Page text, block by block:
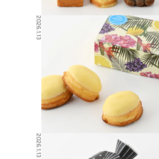
2026.1.13
2026.1.13